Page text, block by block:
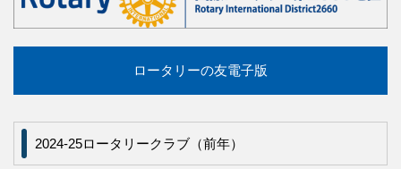
ロータリーの友電子版
2024-25ロータリークラブ（前年）